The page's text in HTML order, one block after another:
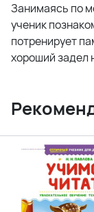
Занимаясь по
ученик
потренирует
хороший задел